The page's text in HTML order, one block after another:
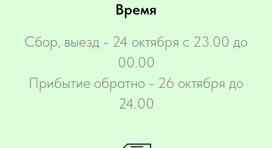
Время
Сбор, выезд - 24 октября с 23.00 до
00.00
Прибытие обратно - 26 октября до
24.00